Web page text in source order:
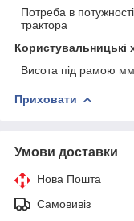
Потреба в потужності
трактора
Користувальницькі
Висота під рамою мм
Приховати
Умови доставки
Нова Пошта
Самовивіз